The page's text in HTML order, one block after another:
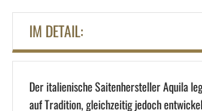
IM DETAIL:
Der italienische Saitenhersteller Aquila
auf Tradition, gleichzeitig jedoch